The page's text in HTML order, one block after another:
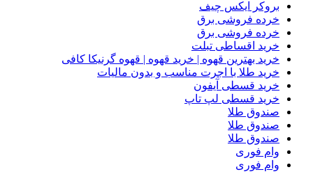
بروکر ایکس چیف
خرده فروشی برق
خرده فروشی برق
خرید اقساطی تبلت
خرید بهترین قهوه | خرید قهوه | قهوه گرنیکا کافی
خرید طلا با اجرت مناسب و بدون مالیات
خرید قسطی آیفون
خرید قسطی لپ تاپ
صندوق طلا
صندوق طلا
صندوق طلا
وام فوری
وام فوری